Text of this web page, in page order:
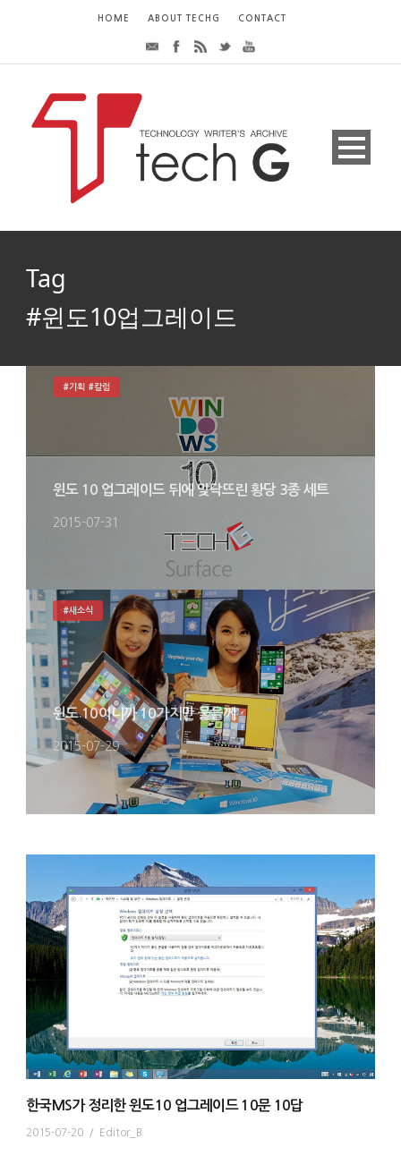
HOME ABOUT TECHG CONTACT
Tag
#윈도10업그레이드
윈도 10 업그레이드 뒤에 맞닥뜨린 황당 3종 세트
2015-07-31
#기획 #칼럼
윈도 10이니까 10가지만 물을께
2015-07-29
#새소식
한국MS가 정리한 윈도10 업그레이드 10문 10답
2015-07-20 / Editor_B